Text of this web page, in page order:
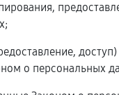
о персональных